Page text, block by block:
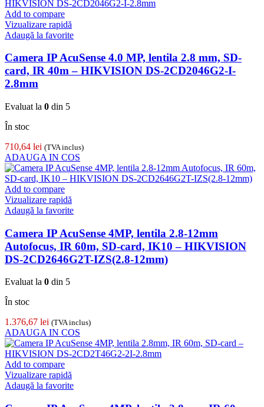
Add to compare
Vizualizare rapidă
Adaugă la favorite
Camera IP AcuSense 4.0 MP, lentila 2.8 mm, SD-
card, IR 40m – HIKVISION DS-2CD2046G2-I-
2.8mm
Evaluat la 0 din 5
În stoc
710,64 lei (TVA inclus)
ADAUGA IN COS
Add to compare
Vizualizare rapidă
Adaugă la favorite
Camera IP AcuSense 4MP, lentila 2.8-12mm
Autofocus, IR 60m, SD-card, IK10 – HIKVISION
DS-2CD2646G2T-IZS(2.8-12mm)
Evaluat la 0 din 5
În stoc
1.376,67 lei (TVA inclus)
ADAUGA IN COS
Add to compare
Vizualizare rapidă
Adaugă la favorite